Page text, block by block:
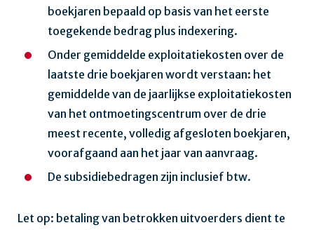
boekjaren bepaald op basis van het eerste
toegekende bedrag plus indexering.
Onder gemiddelde exploitatiekosten over de
laatste drie boekjaren wordt verstaan: het
gemiddelde van de jaarlijkse exploitatiekosten
van het ontmoetingscentrum over de drie
meest recente, volledig afgesloten boekjaren,
voorafgaand aan het jaar van aanvraag.
De subsidiebedragen zijn inclusief btw.
Let op: betaling van betrokken uitvoerders dient te